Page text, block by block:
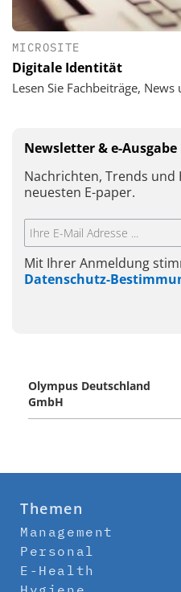
MICROSITE
Digitale Identität
Lesen Sie Fachbeiträge,
Newsletter & e-Ausgabe
Nachrichten, Trends
neuesten E-paper.
Mit Ihrer Anmeldung
Datenschutz-
Olympus Deutschland
GmbH
Themen
Management
Personal
E-Health